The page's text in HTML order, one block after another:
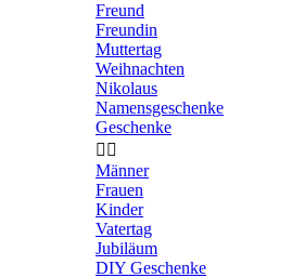
Freund
Freundin
Muttertag
Weihnachten
Nikolaus
Namensgeschenke
Geschenke
 
Männer
Frauen
Kinder
Vatertag
Jubiläum
DIY Geschenke